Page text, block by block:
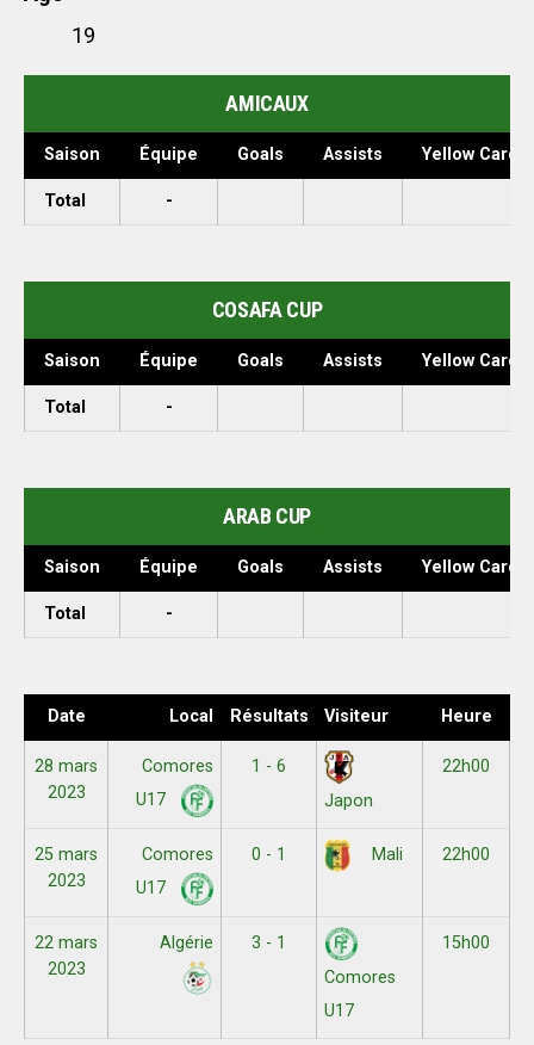
19
AMICAUX
Saison Équipe Goals Assists Yellow Cards
Total -
COSAFA CUP
Saison Équipe Goals Assists Yellow Cards
Total -
ARAB CUP
Saison Équipe Goals Assists Yellow Cards
Total -
Date Local Résultats Visiteur Heure
28 mars
2023
Comores
U17
1 - 6
Japon
22h00
25 mars
2023
Comores
U17
0 - 1 Mali 22h00
22 mars
2023
Algérie
3 - 1
Comores
U17
15h00